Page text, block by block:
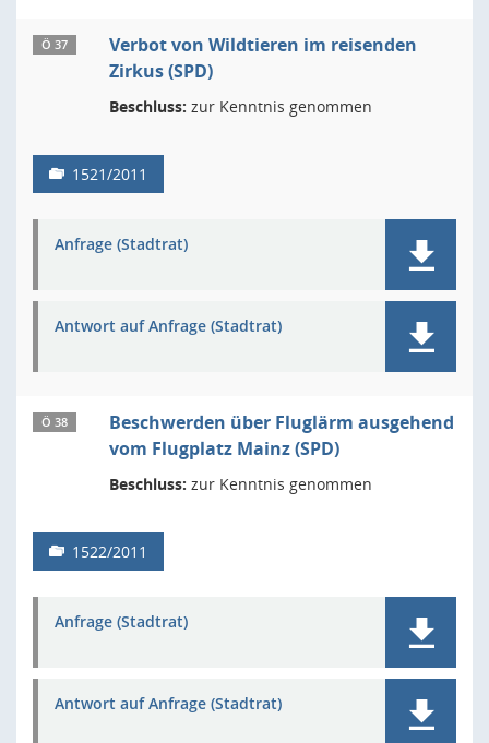
Ö 37
Verbot von Wildtieren im reisenden
Zirkus (SPD)
Beschluss: zur Kenntnis genommen
1521/2011
Anfrage (Stadtrat)
Antwort auf Anfrage (Stadtrat)
Ö 38
Beschwerden über Fluglärm ausgehend
vom Flugplatz Mainz (SPD)
Beschluss: zur Kenntnis genommen
1522/2011
Anfrage (Stadtrat)
Antwort auf Anfrage (Stadtrat)